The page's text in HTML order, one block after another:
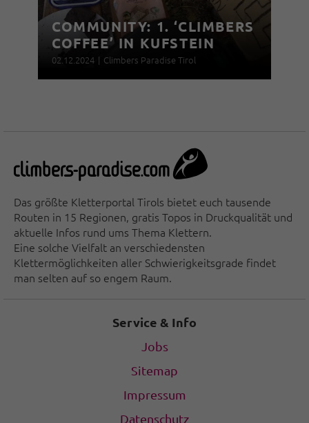
COMMUNITY: 1. ‘CLIMBERS
COFFEE’ IN KUFSTEIN
02.12.2024 | Climbers Paradise Tirol
Das größte Kletterportal Tirols bietet euch tausende
Routen in 15 Regionen, gratis Topos in Druckqualität und
aktuelle Infos rund ums Thema Klettern.
Eine solche Vielfalt an verschiedensten
Klettermöglichkeiten aller Schwierigkeitsgrade findet
man selten auf so engem Raum.
Service & Info
Jobs
Sitemap
Impressum
Datenschutz